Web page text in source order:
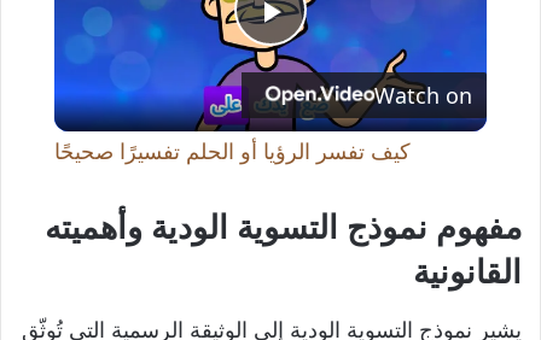
P
l
Watch on
كيف تفسر الرؤيا أو الحلم تفسيرًا صحيحًا
مفهوم نموذج التسوية الودية وأهميته
القانونية
يشير نموذج التسوية الودية إلى الوثيقة الرسمية التي تُوثّق